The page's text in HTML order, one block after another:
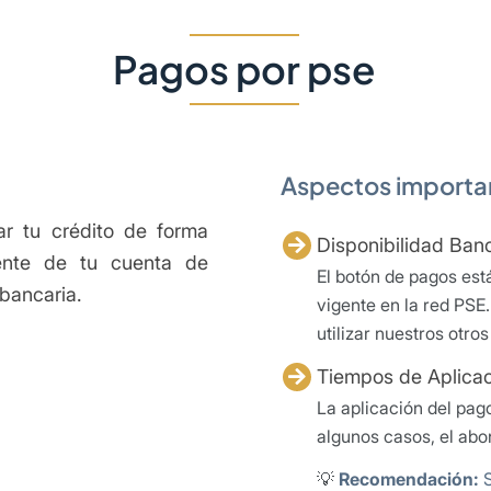
Pagos por pse
tu crédito de forma
de tu cuenta de
Aspectos
Disponibilidad
El botón de pagos
vigente en la red
utilizar nuestros
Tiempos de
La aplicación del
algunos casos, el
💡 Recomendación: